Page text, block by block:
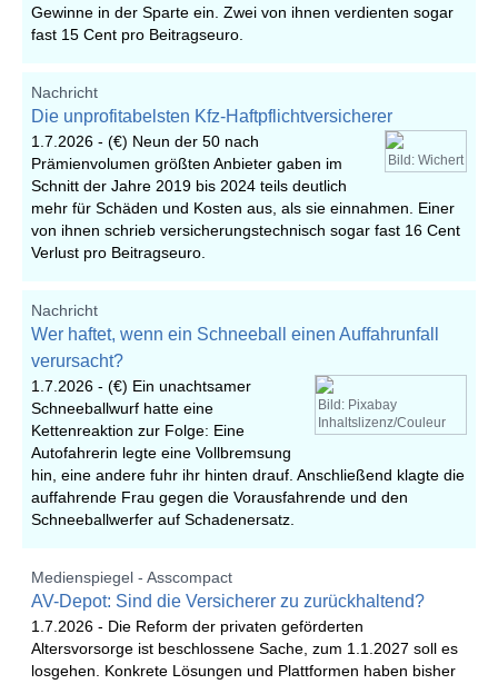
Gewinne in der Sparte ein. Zwei von ihnen verdienten sogar
fast 15 Cent pro Beitragseuro.
Nachricht
Die unprofitabelsten Kfz-Haftpflichtversicherer
Bild: Wichert
1.7.2026 - (€) Neun der 50 nach
Prämienvolumen größten Anbieter gaben im
Schnitt der Jahre 2019 bis 2024 teils deutlich
mehr für Schäden und Kosten aus, als sie einnahmen. Einer
von ihnen schrieb versicherungstechnisch sogar fast 16 Cent
Verlust pro Beitragseuro.
Nachricht
Wer haftet, wenn ein Schneeball einen Auffahrunfall
verursacht?
Bild: Pixabay
Inhaltslizenz/Couleur
1.7.2026 - (€) Ein unachtsamer
Schneeballwurf hatte eine
Kettenreaktion zur Folge: Eine
Autofahrerin legte eine Vollbremsung
hin, eine andere fuhr ihr hinten drauf. Anschließend klagte die
auffahrende Frau gegen die Vorausfahrende und den
Schneeballwerfer auf Schadenersatz.
Medienspiegel - Asscompact
AV-Depot: Sind die Versicherer zu zurückhaltend?
1.7.2026 - Die Reform der privaten geförderten
Altersvorsorge ist beschlossene Sache, zum 1.1.2027 soll es
losgehen. Konkrete Lösungen und Plattformen haben bisher